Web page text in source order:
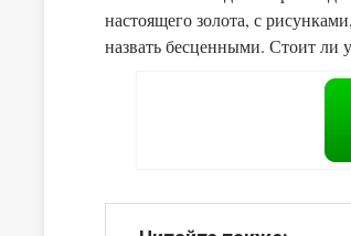
настоящего золота, с
назвать бесценными. Стоит ли